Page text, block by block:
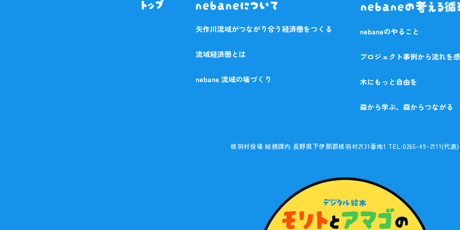
矢作川流域がつながり合う経済圏をつくる
流域経済圏とは
nebane 流域の場づくり
nebaneのやること
プロジェクト事例から流れを
木にもっと自由を
森から学ぶ、森からつながる
根羽村役場 総務課内 長野県下伊那郡根羽村2131番地1 TEL:0265-49-2111(代表)